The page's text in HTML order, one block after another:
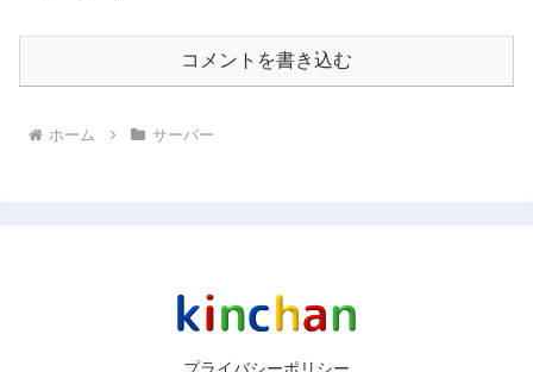
コメントを書き込む
ホーム サーバー